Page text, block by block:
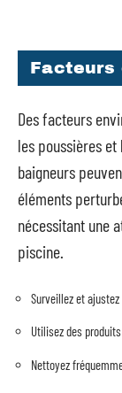
Facteurs
Des facteurs
les poussières
baigneurs
éléments
nécessitant une
piscine.
Surveillez et
Utilisez des
Nettoyez